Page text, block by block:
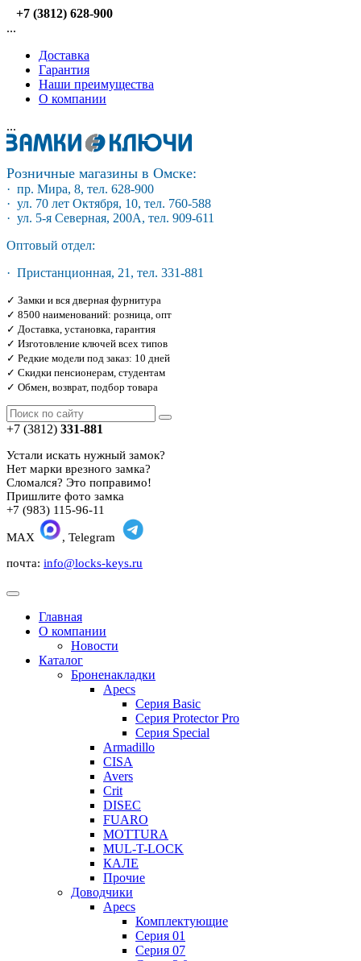
+7 (3812) 628-900
...
Доставка
Гарантия
Наши преимущества
О компании
...
Розничные магазины в Омске:
· пр. Мира, 8, тел. 628-900
· ул. 70 лет Октября, 10, тел. 760-588
· ул. 5-я Северная, 200А, тел. 909-611
Оптовый отдел:
· Пристанционная, 21, тел. 331-881
✓ Замки и вся дверная фурнитура
✓ 8500 наименований: розница, опт
✓ Доставка, установка, гарантия
✓ Изготовление ключей всех типов
✓ Редкие модели под заказ: 10 дней
✓ Скидки пенсионерам, студентам
✓ Обмен, возврат, подбор товара
+7 (3812) 331-881
Устали искать нужный замок?
Нет марки врезного замка?
Сломался? Это поправимо!
Пришлите фото замка
+7 (983) 115-96-11
MAX
, Telegram
почта: info@locks-keys.ru
Главная
О компании
Новости
Каталог
Броненакладки
Apecs
Серия Basic
Серия Protector Pro
Серия Special
Armadillo
CISA
Avers
Crit
DISEC
FUARO
MOTTURA
MUL-T-LOCK
КАЛЕ
Прочие
Доводчики
Apecs
Комплектующие
Серия 01
Серия 07